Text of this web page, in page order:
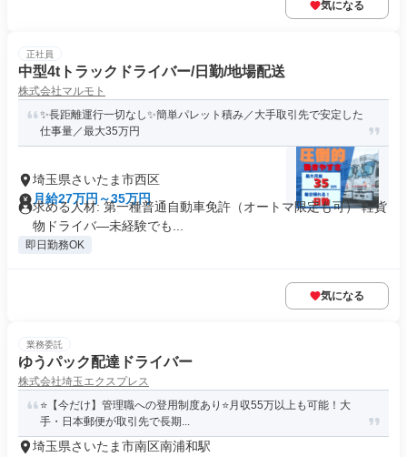
気になる
正社員
中型4tトラックドライバー/日勤/地場配送
株式会社マルモト
✨長距離運行一切なし✨簡単パレット積み／大手取引先で安定した
仕事量／最大35万円
埼玉県さいたま市西区
月給27万円～35万円
求める人材: 第一種普通自動車免許（オートマ限定も可） 軽貨
物ドライバ―未経験でも...
即日勤務OK
気になる
業務委託
ゆうパック配達ドライバー
株式会社埼玉エクスプレス
⭐️【今だけ】管理職への登用制度あり⭐️月収55万以上も可能！大
手・日本郵便が取引先で長期...
埼玉県さいたま市南区南浦和駅